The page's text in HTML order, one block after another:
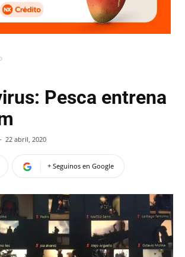
Pesca entrena
- 22 abril, 2020
+ Seguinos en Google